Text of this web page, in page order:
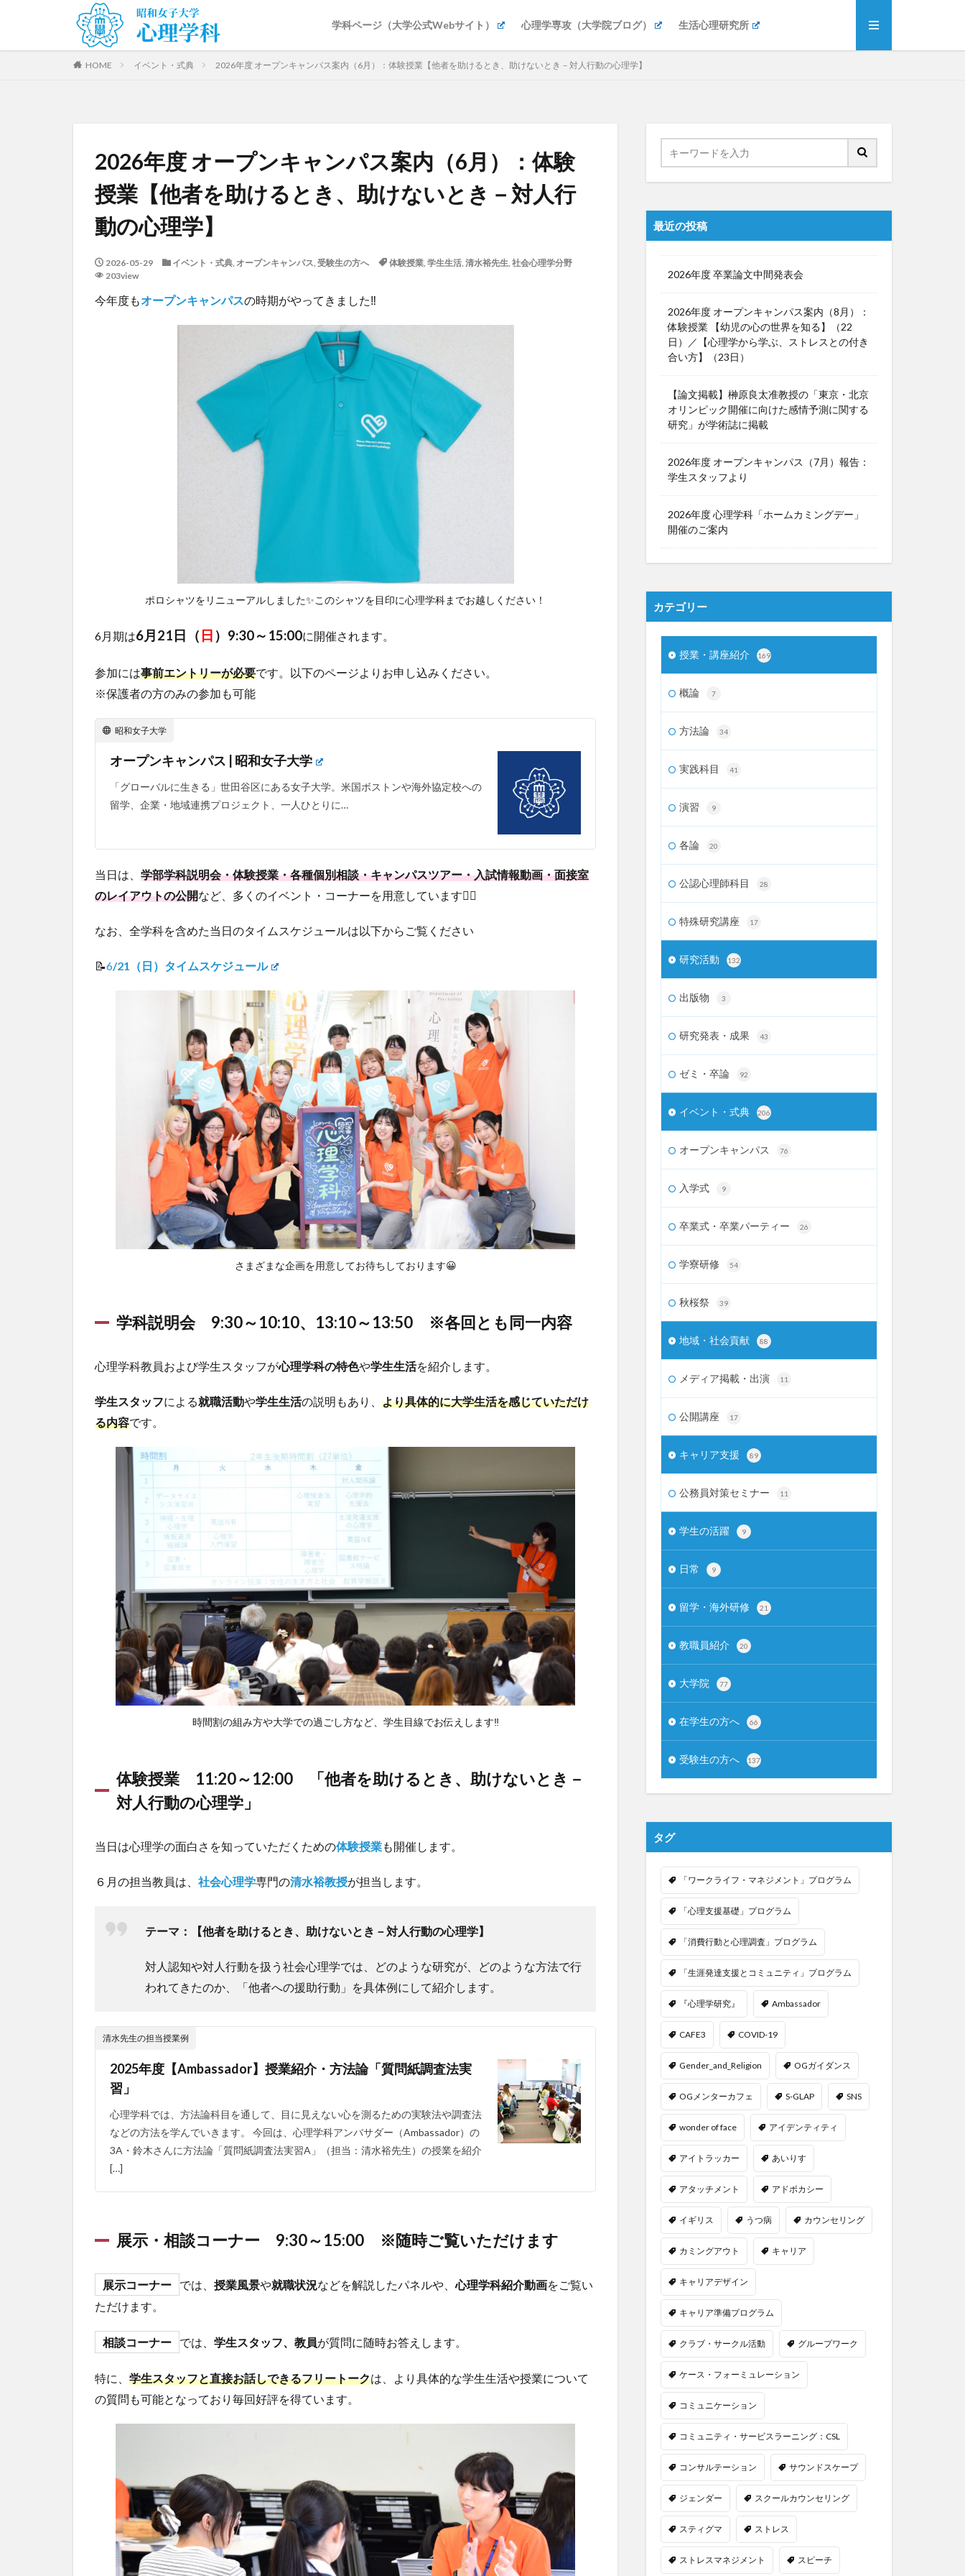
学科ページ（大学公式Webサイト） 心理学専攻（大学院ブログ） 生活心理研究所
HOME イベント・式典 2026年度 オープンキャンパス案内（6月）：体験授業【他者を助けるとき、助けないとき－対人行動の心理学】
2026年度 オープンキャンパス案内（6月）：体験
授業【他者を助けるとき、助けないとき－対人行
動の心理学】
2026-05-29 イベント・式典, オープンキャンパス, 受験生の方へ 体験授業, 学生生活, 清水裕先生, 社会心理学分野
203view
今年度もオープンキャンパスの時期がやってきました‼️
ポロシャツをリニューアルしました✨このシャツを目印に心理学科までお越しください！
6月期は6月21日（ 日 ）9:30～15:00に開催されます。
参加には事前エントリーが必要です。以下のページよりお申し込みください。
※保護者の方のみの参加も可能
昭和女子大学
オープンキャンパス | 昭和女子大学
「グローバルに生きる」世田谷区にある女子大学。米国ボストンや海外協定校への
留学、企業・地域連携プロジェクト、一人ひとりに…
当日は、 学部学科説明会・体験授業・各種個別相談・キャンパスツアー・入試情報動画・面接室
のレイアウトの公開など、多くのイベント・コーナーを用意しています💁‍♀️
なお、全学科を含めた当日のタイムスケジュールは以下からご覧ください
📝6/21（日）タイムスケジュール
さまざまな企画を用意してお待ちしております😀
学科説明会 9:30～10:10、13:10～13:50 ※各回とも同一内容
心理学科教員および学生スタッフが心理学科の特色や学生生活を紹介します。
学生スタッフによる就職活動や学生生活の説明もあり、 より具体的に大学生活を感じていただけ
る内容です。
時間割の組み方や大学での過ごし方など、学生目線でお伝えします‼️
体験授業 11:20～12:00 「他者を助けるとき、助けないとき－
対人行動の心理学」
当日は心理学の面白さを知っていただくための体験授業も開催します。
６月の担当教員は、 社会心理学専門の清水裕教授が担当します。
テーマ：【他者を助けるとき、助けないとき－対人行動の心理学】
対人認知や対人行動を扱う社会心理学では、どのような研究が、どのような方法で行
われてきたのか、「他者への援助行動」を具体例にして紹介します。
清水先生の担当授業例
2025年度【Ambassador】授業紹介・方法論「質問紙調査法実
習」
心理学科では、方法論科目を通して、目に見えない心を測るための実験法や調査法
などの方法を学んでいきます。 今回は、心理学科アンバサダー（Ambassador）の
3A・鈴木さんに方法論「質問紙調査法実習A」（担当：清水裕先生）の授業を紹介
[…]
展示・相談コーナー 9:30～15:00 ※随時ご覧いただけます
展示コーナー では、 授業風景や就職状況などを解説したパネルや、心理学科紹介動画をご覧い
ただけます。
相談コーナー では、 学生スタッフ、教員が質問に随時お答えします。
特に、 学生スタッフと直接お話しできるフリートークは、より具体的な学生生活や授業について
の質問も可能となっており毎回好評を得ています。
最近の投稿
2026年度 卒業論文中間発表会
2026年度 オープンキャンパス案内（8月）：
体験授業 【幼児の心の世界を知る】（22
日）／【心理学から学ぶ、ストレスとの付き
合い方】（23日）
【論文掲載】榊原良太准教授の「東京・北京
オリンピック開催に向けた感情予測に関する
研究」が学術誌に掲載
2026年度 オープンキャンパス（7月）報告：
学生スタッフより
2026年度 心理学科「ホームカミングデー」
開催のご案内
カテゴリー
授業・講座紹介 169
概論 7
方法論 34
実践科目 41
演習 9
各論 20
公認心理師科目 28
特殊研究講座 17
研究活動 132
出版物 3
研究発表・成果 43
ゼミ・卒論 92
イベント・式典 206
オープンキャンパス 76
入学式 9
卒業式・卒業パーティー 26
学寮研修 54
秋桜祭 39
地域・社会貢献 88
メディア掲載・出演 11
公開講座 17
キャリア支援 89
公務員対策セミナー 11
学生の活躍 9
日常 9
留学・海外研修 21
教職員紹介 20
大学院 77
在学生の方へ 66
受験生の方へ 137
タグ
「ワークライフ・マネジメント」プログラム
「心理支援基礎」プログラム
「消費行動と心理調査」プログラム
「生涯発達支援とコミュニティ」プログラム
『心理学研究』 Ambassador
CAFE3 COVID-19
Gender_and_Religion OGガイダンス
OGメンターカフェ S-GLAP SNS
wonder of face アイデンティティ
アイトラッカー あいりす
アタッチメント アドボカシー
イギリス うつ病 カウンセリング
カミングアウト キャリア
キャリアデザイン
キャリア準備プログラム
クラブ・サークル活動 グループワーク
ケース・フォーミュレーション
コミュニケーション
コミュニティ・サービスラーニング：CSL
コンサルテーション サウンドスケープ
ジェンダー スクールカウンセリング
スティグマ ストレス
ストレスマネジメント スピーチ